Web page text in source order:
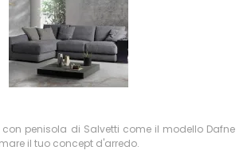
penisola di Salvetti come il modello Dafne
il tuo concept d'arredo.